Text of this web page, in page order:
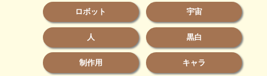
ロボット 宇宙
人 黒白
制作用 キャラ